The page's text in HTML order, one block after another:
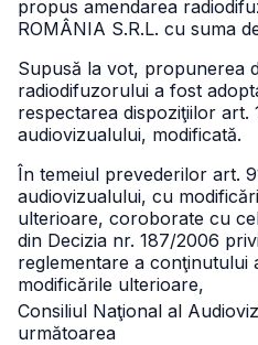
propus amendarea
ROMÂNIA S.R.L. cu suma
Supusă la vot, propunerea
radiodifuzorului a fost
respectarea dispoziţiilor art.
audiovizualului, modificată.
În temeiul prevederilor art.
audiovizualului, cu
ulterioare, coroborate cu
din Decizia nr. 187/2006
reglementare a conţinutului
modificările ulterioare,
Consiliul Naţional al
următoarea